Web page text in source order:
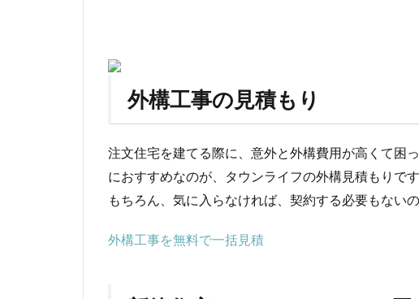
外構工事の見積もり
注文住宅を建てる際に、意外と外構費用が高くて困
におすすめなのが、タウンライフの外構見積もりで
もちろん、気に入らなければ、契約する必要もない
外構工事を無料で一括見積